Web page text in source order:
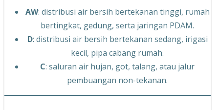
AW: distribusi air bersih bertekanan tinggi, rumah
bertingkat, gedung, serta jaringan PDAM.
D: distribusi air bersih bertekanan sedang, irigasi
kecil, pipa cabang rumah.
C: saluran air hujan, got, talang, atau jalur
pembuangan non-tekanan.